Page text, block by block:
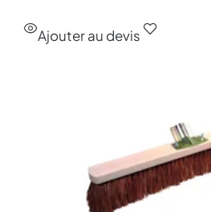
Ajouter au devis